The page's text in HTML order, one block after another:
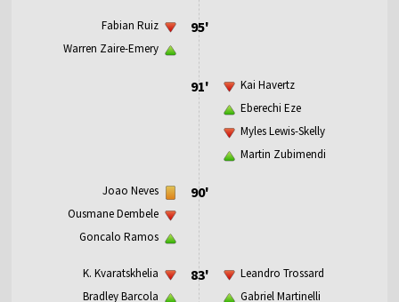
95'
Fabian Ruiz
Warren Zaire-Emery
91'
Kai Havertz
Eberechi Eze
Myles Lewis-Skelly
Martin Zubimendi
90'
Joao Neves
Ousmane Dembele
Goncalo Ramos
83'
K. Kvaratskhelia
Bradley Barcola
Leandro Trossard
Gabriel Martinelli